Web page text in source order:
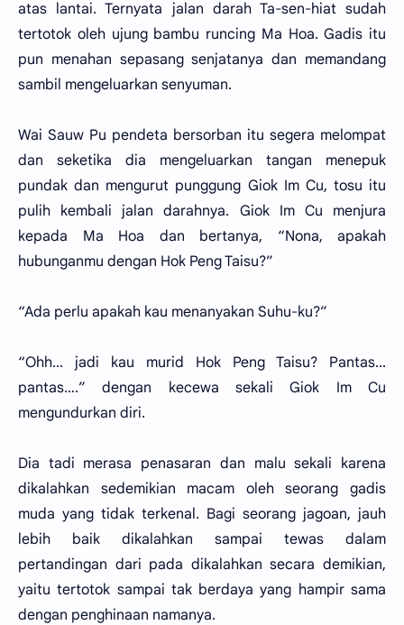
atas lantai. Ternyata jalan darah Ta-sen-hiat sudah
tertotok oleh ujung bambu runcing Ma Hoa. Gadis itu
pun menahan sepasang senjatanya dan memandang
sambil mengeluarkan senyuman.
Wai Sauw Pu pendeta bersorban itu segera melompat
dan seketika dia mengeluarkan tangan menepuk
pundak dan mengurut punggung Giok Im Cu, tosu itu
pulih kembali jalan darahnya. Giok Im Cu menjura
kepada Ma Hoa dan bertanya, “Nona, apakah
hubunganmu dengan Hok Peng Taisu?”
“Ada perlu apakah kau menanyakan Suhu-ku?”
“Ohh... jadi kau murid Hok Peng Taisu? Pantas...
pantas….” dengan kecewa sekali Giok Im Cu
mengundurkan diri.
Dia tadi merasa penasaran dan malu sekali karena
dikalahkan sedemikian macam oleh seorang gadis
muda yang tidak terkenal. Bagi seorang jagoan, jauh
lebih baik dikalahkan sampai tewas dalam
pertandingan dari pada dikalahkan secara demikian,
yaitu tertotok sampai tak berdaya yang hampir sama
dengan penghinaan namanya.